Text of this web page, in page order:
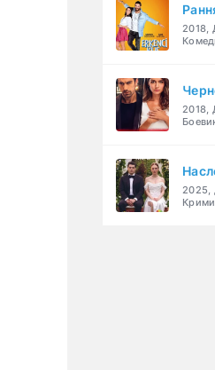
2018,
2018,
2025,